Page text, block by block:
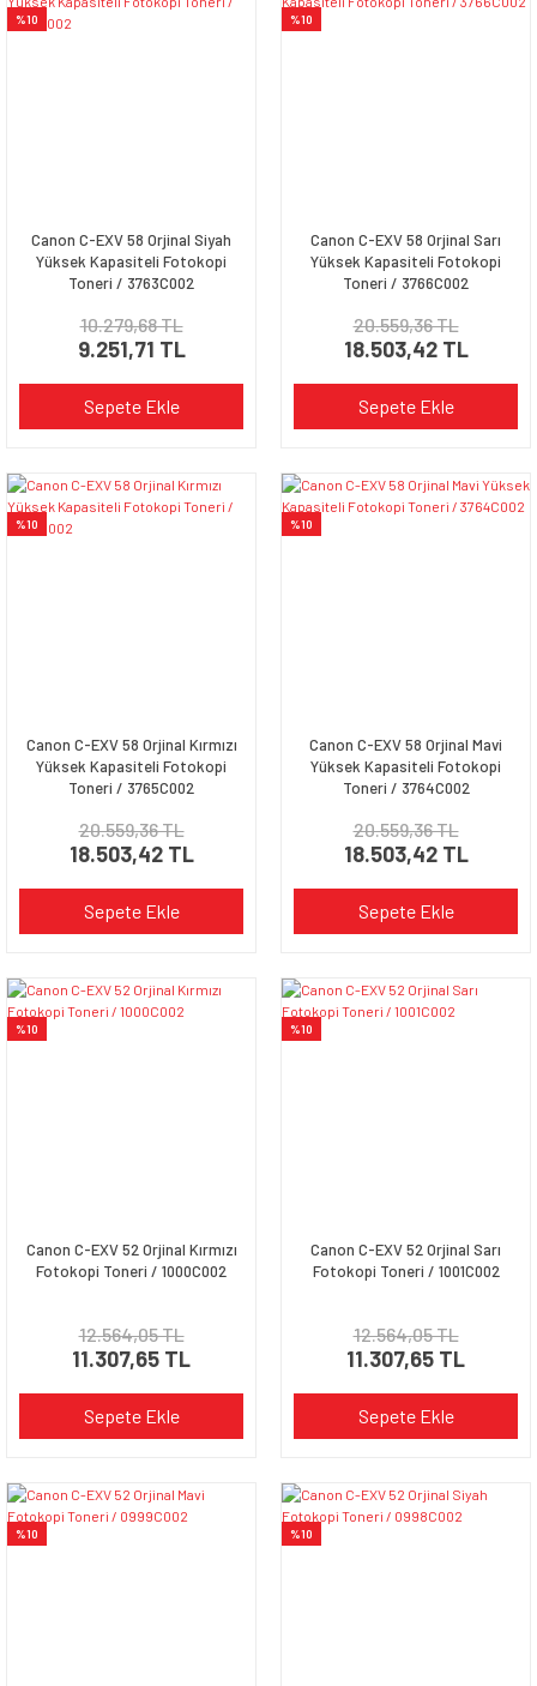
%10
Canon C-EXV 58 Orjinal Siyah
Yüksek Kapasiteli Fotokopi
Toneri / 3763C002
10.279,68 TL
9.251,71 TL
Sepete Ekle
%10
Canon C-EXV 58 Orjinal Sarı
Yüksek Kapasiteli Fotokopi
Toneri / 3766C002
20.559,36 TL
18.503,42 TL
Sepete Ekle
%10
Canon C-EXV 58 Orjinal Kırmızı
Yüksek Kapasiteli Fotokopi
Toneri / 3765C002
20.559,36 TL
18.503,42 TL
Sepete Ekle
%10
Canon C-EXV 58 Orjinal Mavi
Yüksek Kapasiteli Fotokopi
Toneri / 3764C002
20.559,36 TL
18.503,42 TL
Sepete Ekle
%10
Canon C-EXV 52 Orjinal Kırmızı
Fotokopi Toneri / 1000C002
12.564,05 TL
11.307,65 TL
Sepete Ekle
%10
Canon C-EXV 52 Orjinal Sarı
Fotokopi Toneri / 1001C002
12.564,05 TL
11.307,65 TL
Sepete Ekle
%10 %10